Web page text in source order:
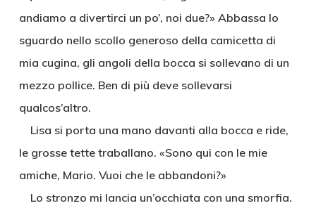
andiamo a divertirci un po’, noi due?» Abbassa lo
sguardo nello scollo generoso della camicetta di
mia cugina, gli angoli della bocca si sollevano di un
mezzo pollice. Ben di più deve sollevarsi
qualcos’altro.
Lisa si porta una mano davanti alla bocca e ride,
le grosse tette traballano. «Sono qui con le mie
amiche, Mario. Vuoi che le abbandoni?»
Lo stronzo mi lancia un’occhiata con una smorfia.